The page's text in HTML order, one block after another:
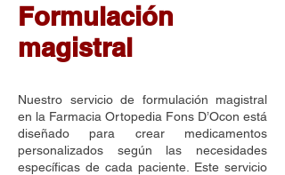
Nuestro servicio de formulación magistral
en la Farmacia Ortopedia Fons D’Ocon está
diseñado para crear medicamentos
personalizados según las necesidades
específicas de cada paciente. Este servicio
Formulación
magistral